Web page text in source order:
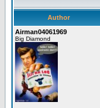
Author
Airman04061969
Big Diamond